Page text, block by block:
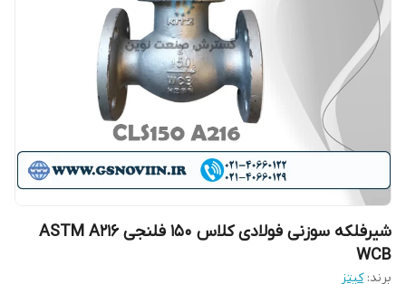
شیرفلکه سوزنی فولادی کلاس 150 فلنجی ASTM A216
WCB
برند: کیتز